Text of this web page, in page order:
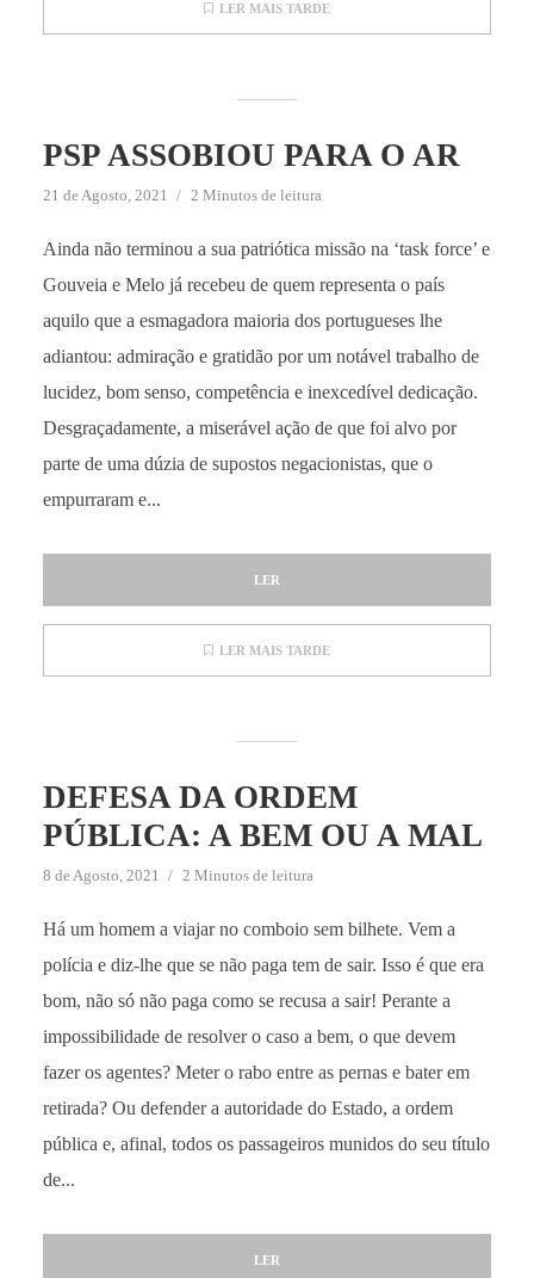
LER MAIS TARDE
PSP ASSOBIOU PARA O AR
21 de Agosto, 2021 2 Minutos de leitura
Ainda não terminou a sua patriótica missão na ‘task force’ e
Gouveia e Melo já recebeu de quem representa o país
aquilo que a esmagadora maioria dos portugueses lhe
adiantou: admiração e gratidão por um notável trabalho de
lucidez, bom senso, competência e inexcedível dedicação.
Desgraçadamente, a miserável ação de que foi alvo por
parte de uma dúzia de supostos negacionistas, que o
empurraram e...
LER
LER MAIS TARDE
DEFESA DA ORDEM
PÚBLICA: A BEM OU A MAL
8 de Agosto, 2021 2 Minutos de leitura
Há um homem a viajar no comboio sem bilhete. Vem a
polícia e diz-lhe que se não paga tem de sair. Isso é que era
bom, não só não paga como se recusa a sair! Perante a
impossibilidade de resolver o caso a bem, o que devem
fazer os agentes? Meter o rabo entre as pernas e bater em
retirada? Ou defender a autoridade do Estado, a ordem
pública e, afinal, todos os passageiros munidos do seu título
de...
LER